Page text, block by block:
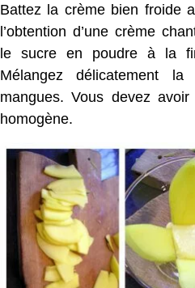
Battez la crème bien froide
l’obtention d’une crème
le sucre en poudre à la
Mélangez délicatement
mangues. Vous devez
homogène.